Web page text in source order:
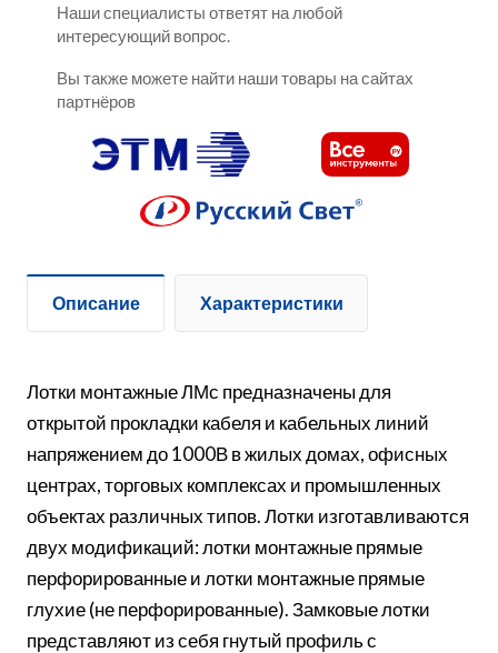
Наши специалисты ответят на любой
интересующий вопрос.
Вы также можете найти наши товары на сайтах
партнёров
Описание Характеристики
Лотки монтажные ЛМс предназначены для
открытой прокладки кабеля и кабельных линий
напряжением до 1000В в жилых домах, офисных
центрах, торговых комплексах и промышленных
объектах различных типов. Лотки изготавливаются
двух модификаций: лотки монтажные прямые
перфорированные и лотки монтажные прямые
глухие (не перфорированные). Замковые лотки
представляют из себя гнутый профиль с